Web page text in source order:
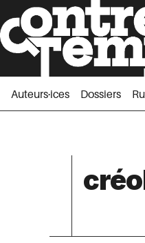
Auteurs·ices Dossiers